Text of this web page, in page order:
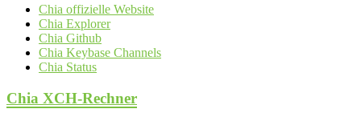
Chia offizielle Website
Chia Explorer
Chia Github
Chia Keybase Channels
Chia Status
Chia XCH-Rechner